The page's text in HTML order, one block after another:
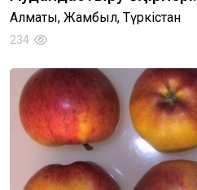
Алматы, Жамбыл, Түркістан
234